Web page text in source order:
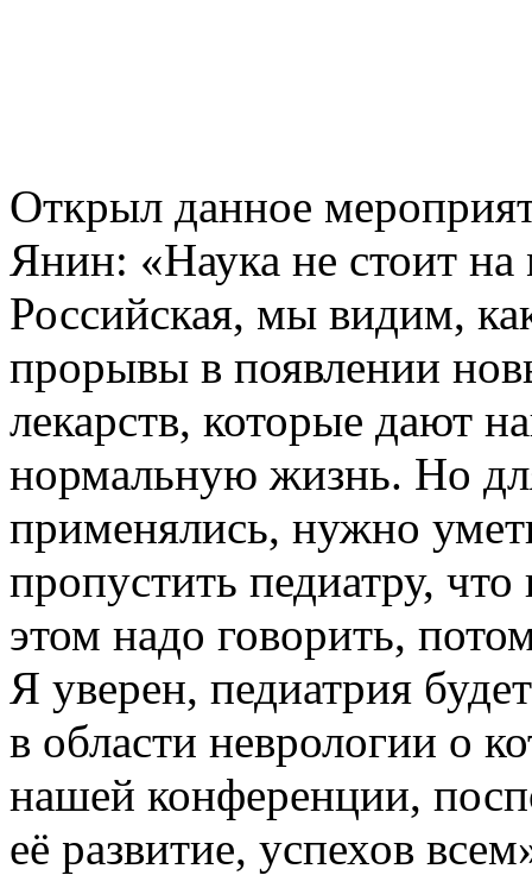
Открыл данное
Янин: «Наука не стоит
Российская, мы видим,
прорывы в появлении
лекарств, которые дают
нормальную жизнь. Но
применялись, нужно
пропустить педиатру,
этом надо говорить,
Я уверен, педиатрия
в области неврологии о
нашей конференции,
её развитие, успехов